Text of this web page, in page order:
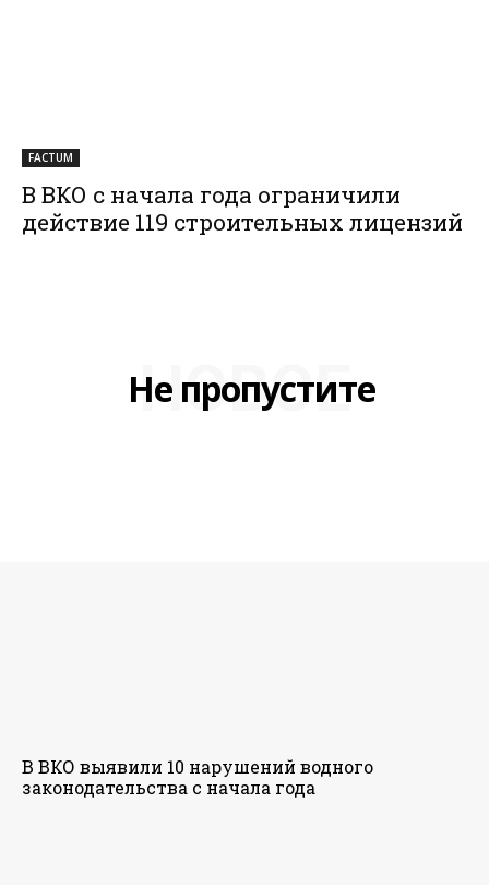
FACTUM
В ВКО с начала года ограничили
действие 119 строительных лицензий
Не пропустите
НОВОЕ
В ВКО выявили 10 нарушений водного
законодательства с начала года